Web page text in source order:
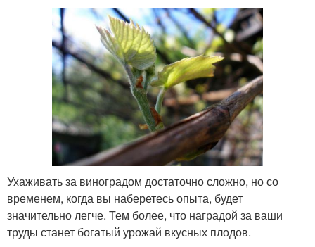
Ухаживать за виноградом достаточно сложно, но со
временем, когда вы наберетесь опыта, будет
значительно легче. Тем более, что наградой за ваши
труды станет богатый урожай вкусных плодов.